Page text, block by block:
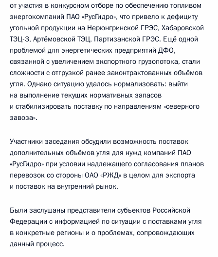
от участия в конкурсном отборе по обеспечению топливом
энергокомпаний ПАО «РусГидро», что привело к дефициту
угольной продукции на Нерюнгринской ГРЭС, Хабаровской
ТЭЦ-3, Артёмовской ТЭЦ, Партизанской ГРЭС. Ещё одной
проблемой для энергетических предприятий ДФО,
связанной с увеличением экспортного грузопотока, стали
сложности с отгрузкой ранее законтрактованных объёмов
угля. Однако ситуацию удалось нормализовать: выйти
на выполнение текущих нормативных запасов
и стабилизировать поставку по направлениям «северного
завоза».
Участники заседания обсудили возможность поставок
дополнительных объёмов угля для нужд компаний ПАО
«РусГидро» при условии надлежащего согласования планов
перевозок со стороны ОАО «РЖД» в целом для экспорта
и поставок на внутренний рынок.
Были заслушаны представители субъектов Российской
Федерации с информацией по ситуации с поставками угля
в конкретные регионы и о проблемах, сопровождающих
данный процесс.